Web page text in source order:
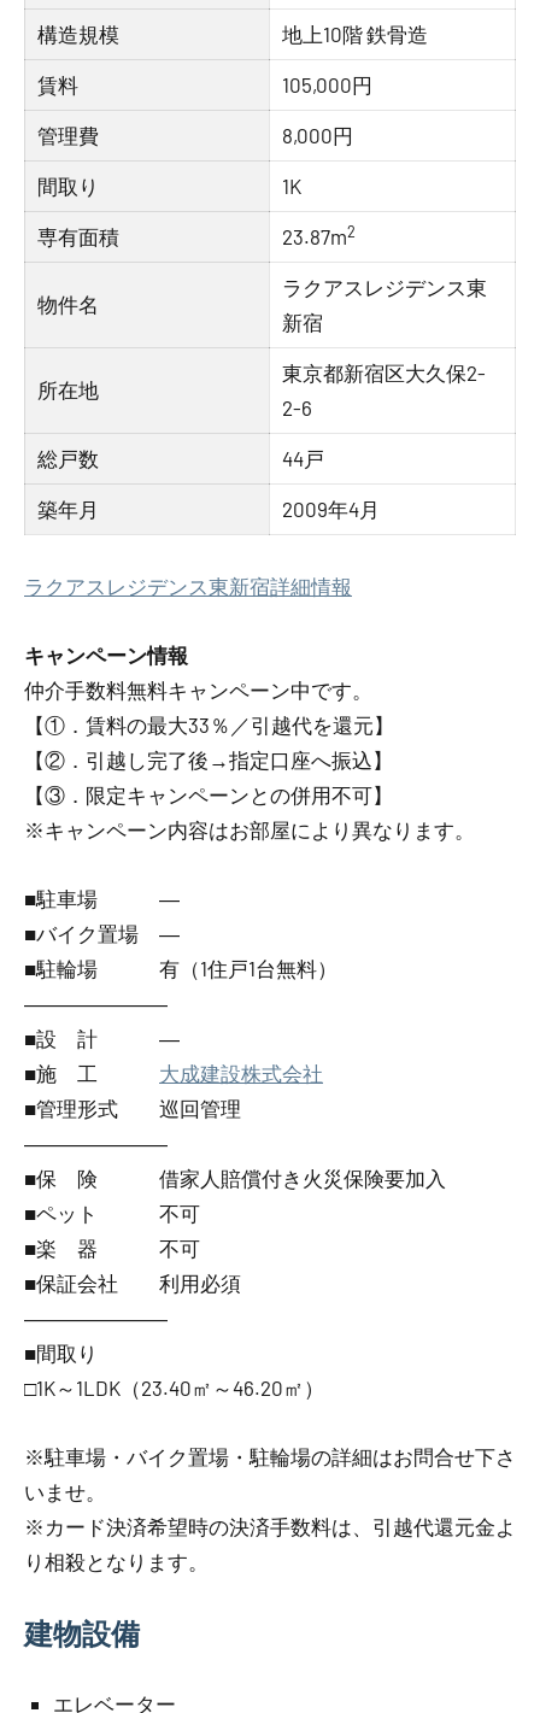
構造規模 地上10階 鉄骨造
賃料 105,000円
管理費 8,000円
間取り 1K
専有面積 23.87m2
物件名
ラクアスレジデンス東
新宿
所在地
東京都新宿区大久保2-
2-6
総戸数 44戸
築年月 2009年4月
ラクアスレジデンス東新宿詳細情報
キャンペーン情報
仲介手数料無料キャンペーン中です。
【①．賃料の最大33％／引越代を還元】
【②．引越し完了後→指定口座へ振込】
【③．限定キャンペーンとの併用不可】
※キャンペーン内容はお部屋により異なります。
■駐車場 ―
■バイク置場 ―
■駐輪場 有（1住戸1台無料）
―――――――
■設 計 ―
■施 工 大成建設株式会社
■管理形式 巡回管理
―――――――
■保 険 借家人賠償付き火災保険要加入
■ペット 不可
■楽 器 不可
■保証会社 利用必須
―――――――
■間取り
□1K～1LDK（23.40㎡～46.20㎡）
※駐車場・バイク置場・駐輪場の詳細はお問合せ下さ
いませ。
※カード決済希望時の決済手数料は、引越代還元金よ
り相殺となります。
建物設備
エレベーター